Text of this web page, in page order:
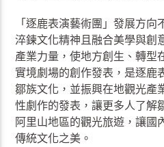
「逐鹿表演藝術團」發展方
淬鍊文化精神且融合美學與創
產業力量，使地方創生、轉型
實境劇場的創作發表，是逐鹿
鄒族文化，並振興在地觀光產
性劇作的發表，讓更多人了解
阿里山地區的觀光旅遊，讓國
傳統文化之美。